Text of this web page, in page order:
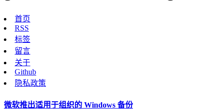
首页
RSS
标签
留言
关于
Github
隐私政策
微软推出适用于组织的 Windows 备份